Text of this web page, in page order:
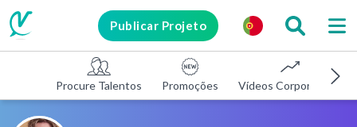
Publicar Projeto
Procure Talentos Promoções Vídeos Corporativos